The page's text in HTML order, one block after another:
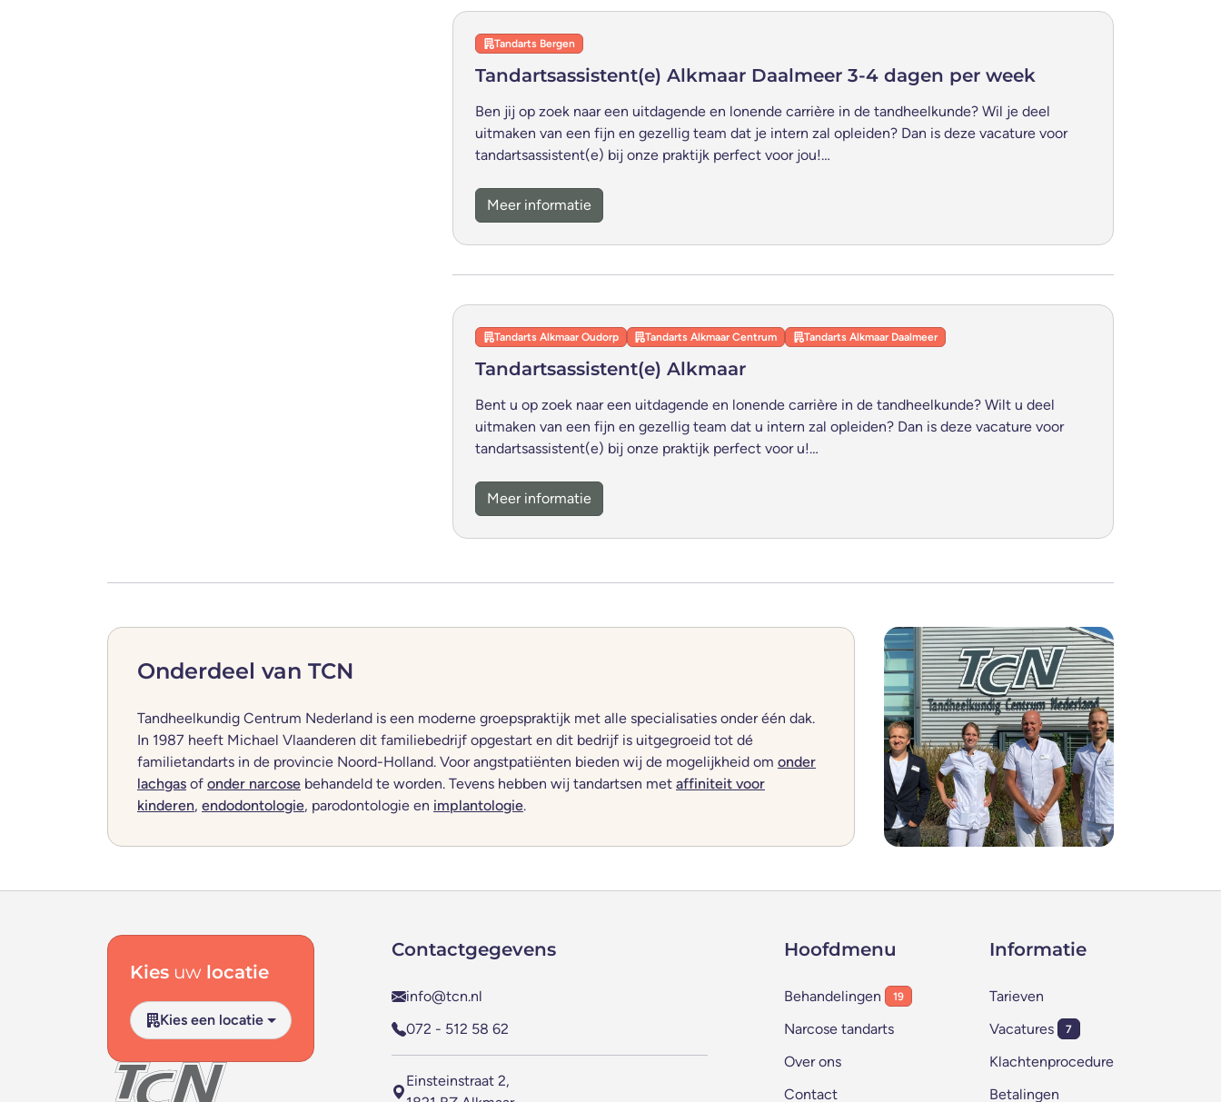
Tandarts Bergen
Tandartsassistent(e) Alkmaar Daalmeer 3-4 dagen per week
Ben jij op zoek naar een uitdagende en lonende carrière in de tandheelkunde? Wil je deel
uitmaken van een fijn en gezellig team dat je intern zal opleiden? Dan is deze vacature voor
tandartsassistent(e) bij onze praktijk perfect voor jou!…
Meer informatie
Tandarts Alkmaar Oudorp Tandarts Alkmaar Centrum Tandarts Alkmaar Daalmeer
Tandartsassistent(e) Alkmaar
Bent u op zoek naar een uitdagende en lonende carrière in de tandheelkunde? Wilt u deel
uitmaken van een fijn en gezellig team dat u intern zal opleiden? Dan is deze vacature voor
tandartsassistent(e) bij onze praktijk perfect voor u!…
Meer informatie
Onderdeel van TCN
Tandheelkundig Centrum Nederland is een moderne groepspraktijk met alle specialisaties onder één dak.
In 1987 heeft Michael Vlaanderen dit familiebedrijf opgestart en dit bedrijf is uitgegroeid tot dé
familietandarts in de provincie Noord-Holland. Voor angstpatiënten bieden wij de mogelijkheid om onder
lachgas of onder narcose behandeld te worden. Tevens hebben wij tandartsen met affiniteit voor
kinderen, endodontologie, parodontologie en implantologie.
Kies uw locatie
Kies een locatie
Contactgegevens
info@tcn.nl
072 - 512 58 62
Einsteinstraat 2,
Hoofdmenu
Behandelingen 19
Narcose tandarts
Over ons
Contact
Informatie
Tarieven
Vacatures
7
Klachtenprocedure
Betalingen